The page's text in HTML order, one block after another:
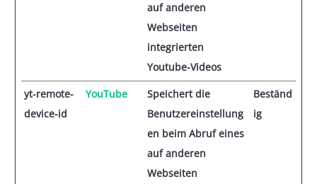
auf anderen
Webseiten
integrierten
Youtube-Videos
yt-remote-
device-id
YouTube
Speichert die
Benutzereinstellung
en beim Abruf eines
auf anderen
Webseiten
Beständ
ig